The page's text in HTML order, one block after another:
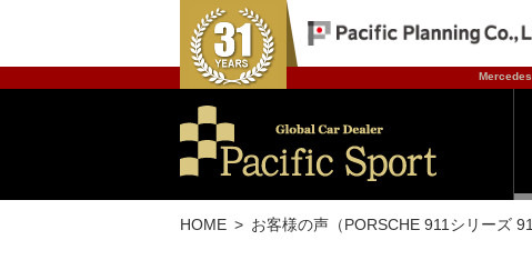
HOME お客様の声（PORSCHE 911シリーズ